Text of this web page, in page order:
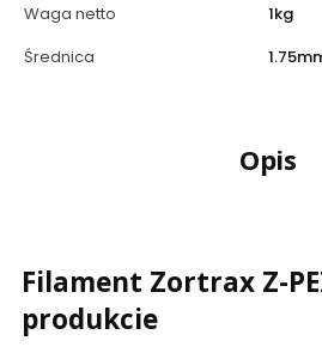
Waga netto
1kg
Średnica
Opis
Filament Zortrax Z-
produkcie